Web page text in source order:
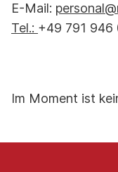
E-Mail:
Tel.: +49 791 946
Im Moment ist